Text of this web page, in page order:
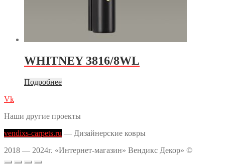
WHITNEY 3816/8WL
Подробнее
Vk
Наши другие проекты
vendixs-carpets.ru — Дизайнерские ковры
2018 — 2024г. «Интернет-магазин» Вендикс Декор» ©